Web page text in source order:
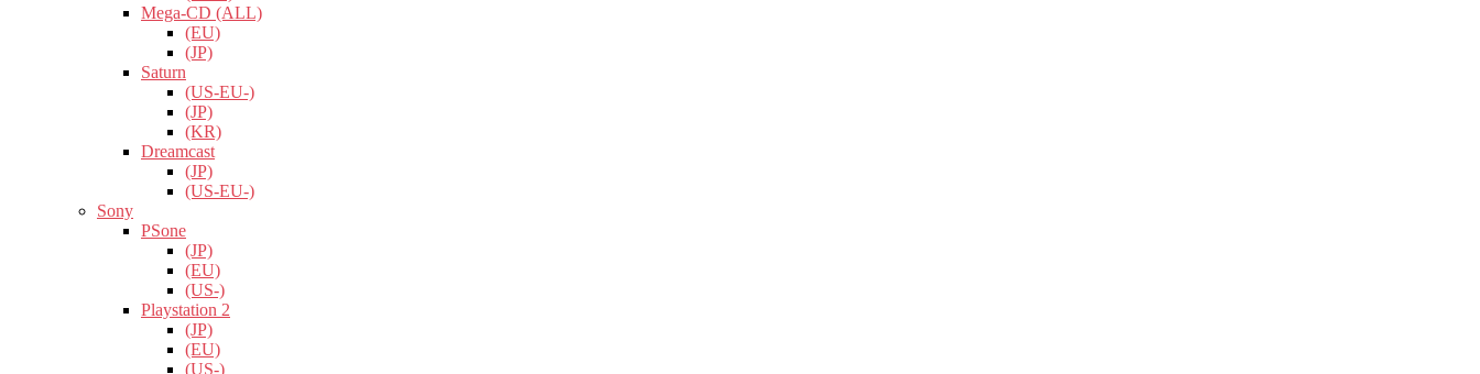
Mega-CD (ALL)
(EU)
(JP)
Saturn
(US-EU-)
(JP)
(KR)
Dreamcast
(JP)
(US-EU-)
Sony
PSone
(JP)
(EU)
(US-)
Playstation 2
(JP)
(EU)
(US-)